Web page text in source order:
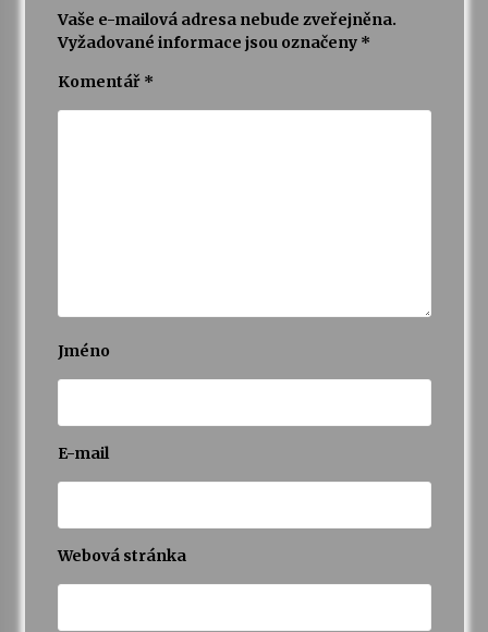
14. 7. 2026
odkaz Josefa Čapka
30. 6. 2026
Vaše e-mailová adresa nebude zveřejněna.
Vyžadované informace jsou označeny *
Komentář *
Jméno
E-mail
Webová stránka